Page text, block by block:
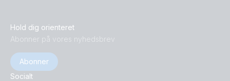
Hold dig orienteret
Abonner på vores nyhedsbrev
Abonner
Socialt